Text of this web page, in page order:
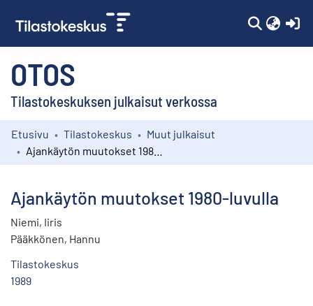
OTOS
Tilastokeskuksen julkaisut verkossa
Kokoelmat
Etusivu Tilastokeskus
Muut julkaisut
Ajankäytön muutokset 1980-luvulla
Niemi, Iiris
Pääkkönen, Hannu
Tilastokeskus
1989